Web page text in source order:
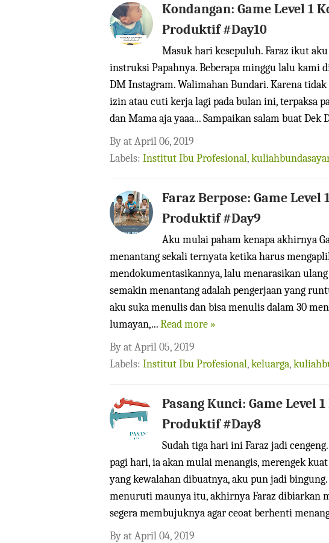
Kondangan: Game Level 1
Produktif #Day10
Masuk hari kesepuluh. Faraz ikut
instruksi Papahnya. Beberapa minggu lalu kami
DM Instagram. Walimahan Bundari. Karena
izin atau cuti kerja lagi pada bulan ini, terpaksa
dan Mama aja yaaa... Sampaikan salam buat Dek
ByatApril 06, 2019
Labels: Institut Ibu Profesional,
Faraz Berpose: Game
Produktif #Day9
Aku mulai paham kenapa akhirnya
menantang sekali ternyata ketika harus
mendokumentasikannya, lalu menarasikan
semakin menantang adalah pengerjaan yang
aku suka menulis dan bisa menulis dalam 30
lumayan,...Read more »
ByatApril 05, 2019
Labels: Institut Ibu Profesional,keluarga,
Pasang Kunci: Game Level
Produktif #Day8
Sudah tiga hari ini Faraz jadi
pagi hari, ia akan mulai menangis, merengek
yang kewalahan dibuatnya, aku pun jadi
menuruti maunya itu, akhirnya Faraz dibiarkan
segera membujuknya agar ceoat berhenti
ByatApril 04, 2019